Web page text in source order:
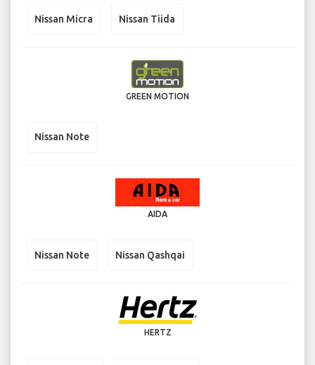
Nissan Micra Nissan Tiida
GREEN MOTION
Nissan Note
AIDA
Nissan Note Nissan Qashqai
HERTZ